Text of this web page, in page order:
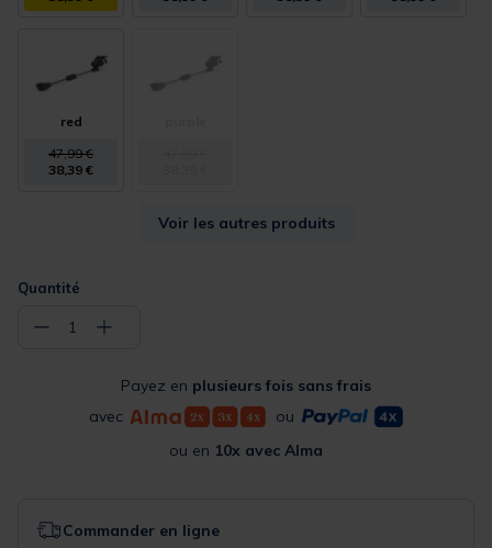
red
47,99 €
38,39 €
Voir les autres produits
Quantité
− 1 +
Payez en plusieurs fois sans frais
avec
ou
ou en 10x avec Alma
Commander en ligne